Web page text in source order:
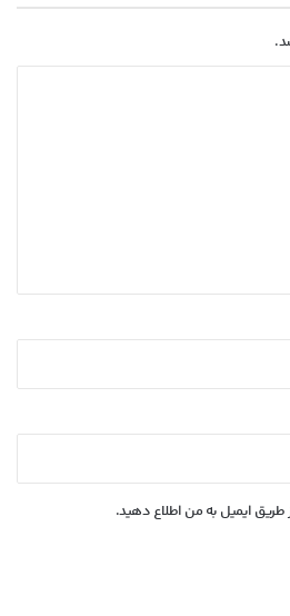
ایمیل به من اطلاع دهید.